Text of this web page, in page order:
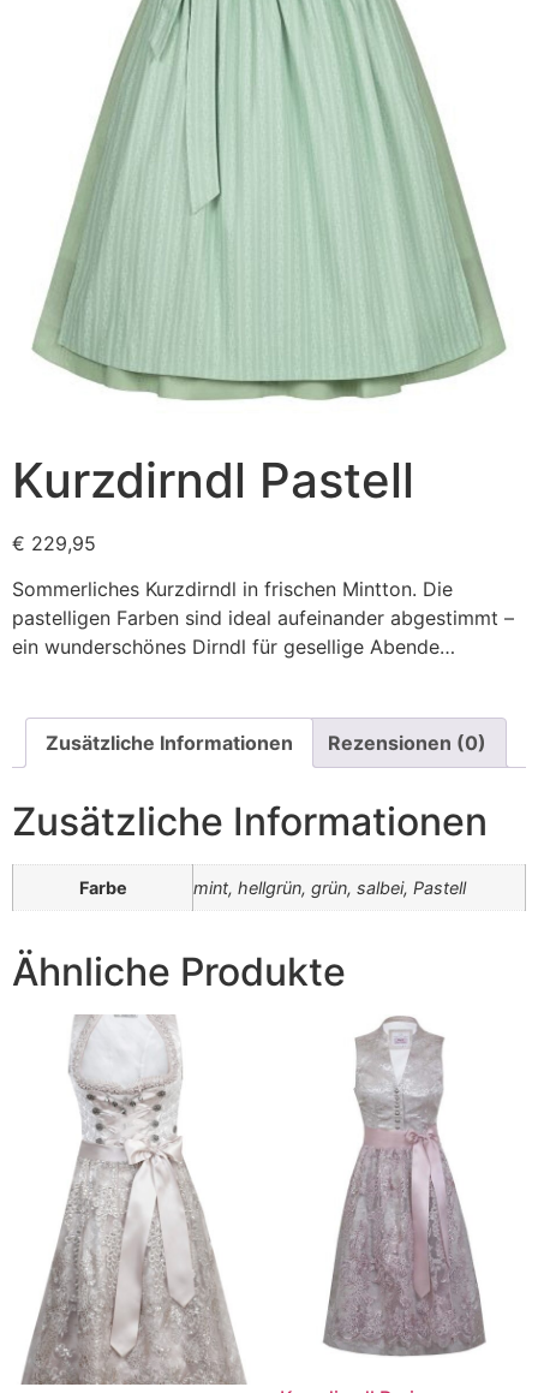
Kurzdirndl Pastell
€ 229,95
Sommerliches Kurzdirndl in frischen Mintton. Die
pastelligen Farben sind ideal aufeinander abgestimmt –
ein wunderschönes Dirndl für gesellige Abende…
Zusätzliche Informationen Rezensionen (0)
Zusätzliche Informationen
Farbe mint, hellgrün, grün, salbei, Pastell
Ähnliche Produkte